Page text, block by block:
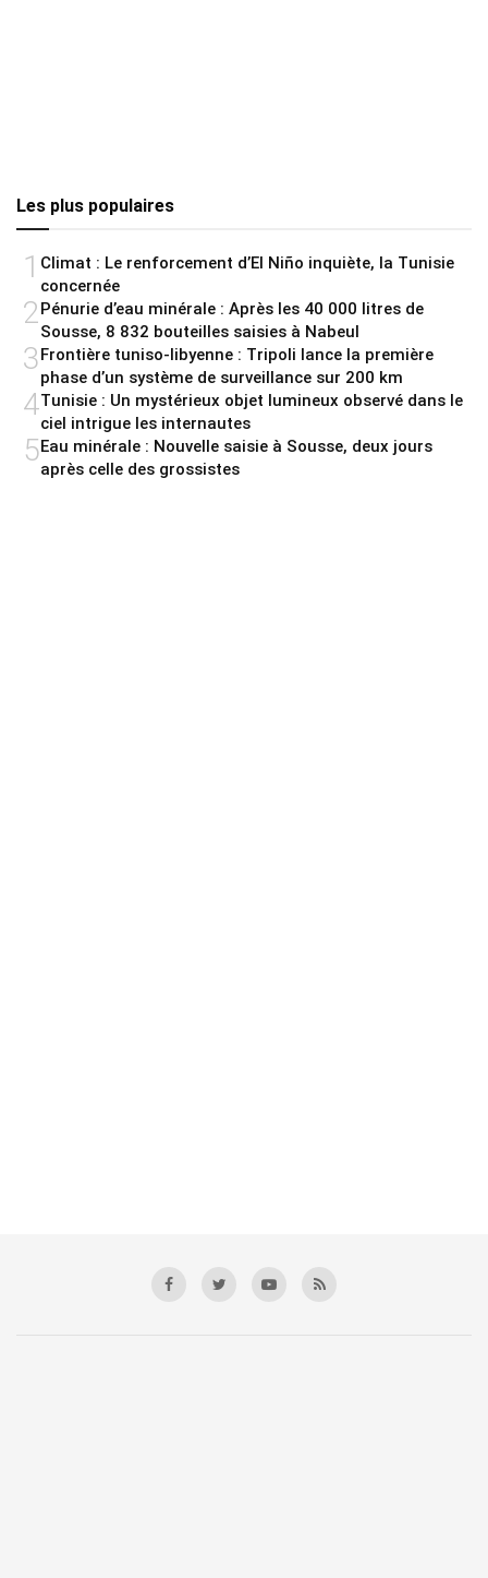
Les plus populaires
1 Climat : Le renforcement d’El Niño inquiète, la Tunisie
concernée
2 Pénurie d’eau minérale : Après les 40 000 litres de
Sousse, 8 832 bouteilles saisies à Nabeul
3Frontière tuniso-libyenne : Tripoli lance la première
phase d’un système de surveillance sur 200 km
4Tunisie : Un mystérieux objet lumineux observé dans le
ciel intrigue les internautes
5Eau minérale : Nouvelle saisie à Sousse, deux jours
après celle des grossistes